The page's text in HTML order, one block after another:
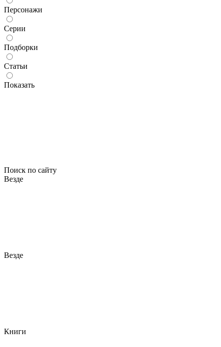
Персонажи
Серии
Подборки
Статьи
Показать
Поиск по сайту
Везде
Везде
Книги